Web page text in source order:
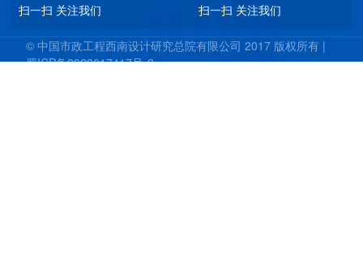
扫一扫 关注我们 扫一扫 关注我们
© 中国市政工程西南设计研究总院有限公司 2017 版权所有 |
蜀ICP备2023017417号-2